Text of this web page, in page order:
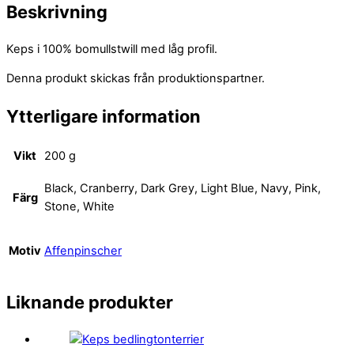
Beskrivning
Keps i 100% bomullstwill med låg profil.
Denna produkt skickas från produktionspartner.
Ytterligare information
Vikt 200 g
Färg
Black, Cranberry, Dark Grey, Light Blue, Navy, Pink,
Stone, White
Motiv Affenpinscher
Liknande produkter